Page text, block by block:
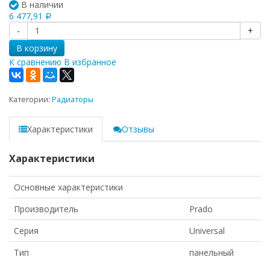
В наличии
6 477,91
Р
-
+
В корзину
К сравнению В избранное
Категории: Радиаторы
Характеристики Отзывы
Характеристики
Основные характеристики
Производитель
Prado
Серия
Universal
Тип
панельный